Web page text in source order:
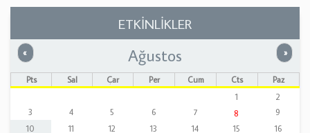
ETKİNLİKLER
« Önceki »
Ağustos
Pts Sal Çar Per Cum Cts
Paz
1
2
3
4 5 6 7 8
9
10
11 12 13 14 15
16